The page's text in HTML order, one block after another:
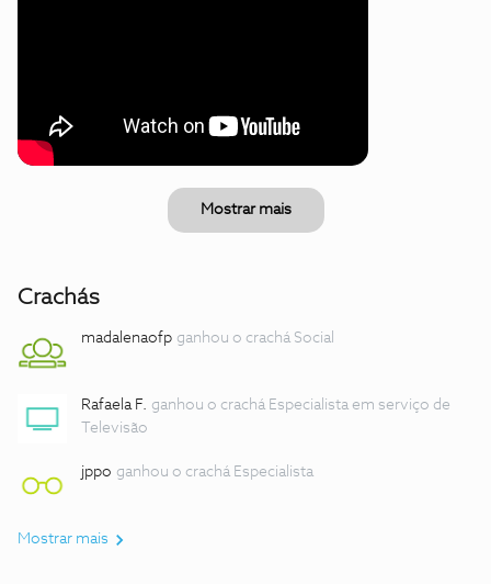
Mostrar mais
Crachás
madalenaofp ganhou o crachá Social
Rafaela F. ganhou o crachá Especialista em serviço de
Televisão
jppo ganhou o crachá Especialista
Mostrar mais